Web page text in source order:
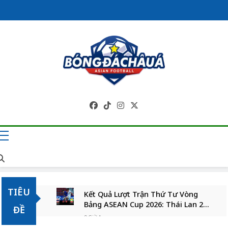
to
Trang Tin Tức
Bóng Đá Châu Á
TIÊU
ĐỀ
Kết Quả Lượt Trận Thứ Tư Vòng
Bảng ASEAN Cup 2026: Thái Lan 2-0
Myanmar
9 Giờ Ago